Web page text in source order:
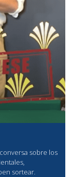
conversa sobre los
sortear.